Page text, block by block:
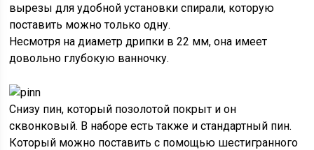
вырезы для удобной установки спирали, которую
поставить можно только одну.
Несмотря на диаметр дрипки в 22 мм, она имеет
довольно глубокую ванночку.
Снизу пин, который позолотой покрыт и он
сквонковый. В наборе есть также и стандартный пин.
Который можно поставить с помощью шестигранного